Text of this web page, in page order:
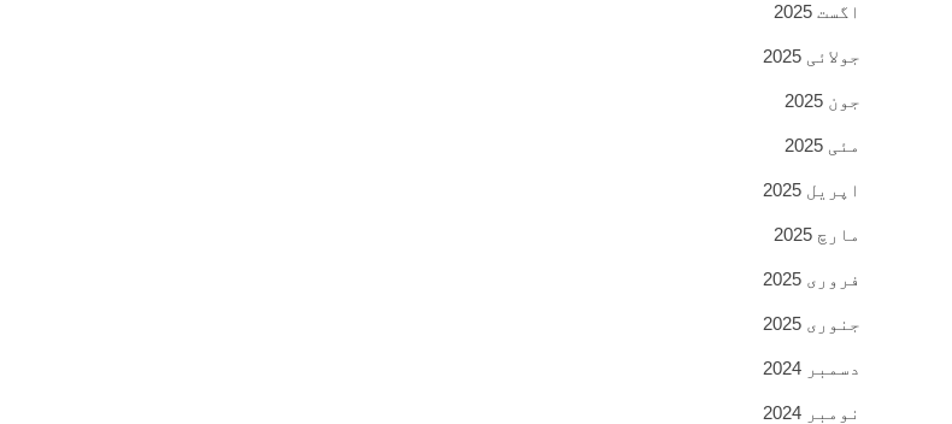
اگست 2025
جولائی 2025
جون 2025
مئی 2025
اپریل 2025
مارچ 2025
فروری 2025
جنوری 2025
دسمبر 2024
نومبر 2024